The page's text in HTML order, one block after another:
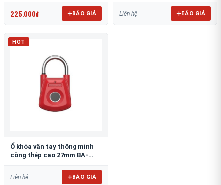
225.000đ BÁO GIÁ Liên hệ BÁO GIÁ
HOT
Ổ khóa vân tay thông minh
còng thép cao 27mm BA-
Liên hệ BÁO GIÁ